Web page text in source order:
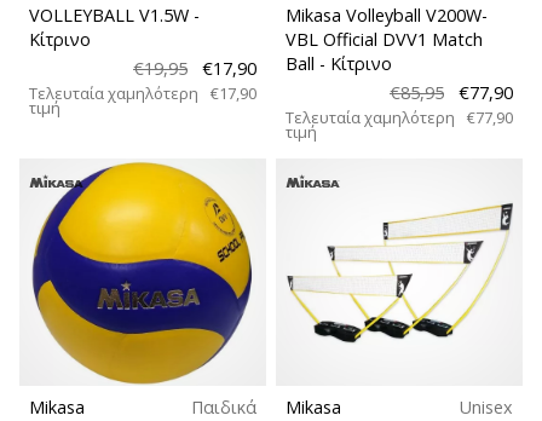
VOLLEYBALL V1.5W -
Κίτρινο
€19,95
€17,90
Τελευταία χαμηλότερη
τιμή
€17,90
Mikasa Volleyball V200W-
VBL Official DVV1 Match
Ball - Κίτρινο
€85,95
€77,90
Τελευταία χαμηλότερη
τιμή
€77,90
Mikasa
Παιδικά
Mikasa
Unisex